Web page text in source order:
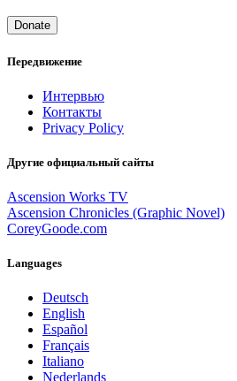
Donate
Передвижение
Интервью
Контакты
Privacy Policy
Другие официальный сайты
Ascension Works TV
Ascension Chronicles (Graphic Novel)
CoreyGoode.com
Languages
Deutsch
English
Español
Français
Italiano
Nederlands